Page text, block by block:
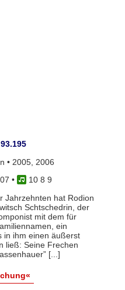
• 2005, 2006
•
10 8 9
Jahrzehnten hat Rodion
Schtschedrin, der
mit dem für
ein
in ihm einen äußerst
ließ: Seine Frechen
[...]